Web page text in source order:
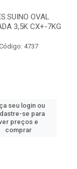
OVAL
3,5K CX+-7KG
4737
seu login ou
se para
preços e
comprar